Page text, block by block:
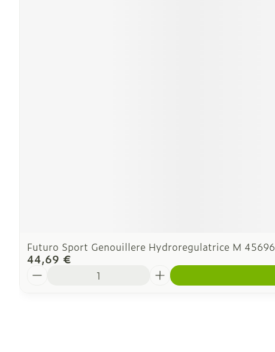
Futuro Sport Genouillere Hydroregulatrice M 45696
44,69 €